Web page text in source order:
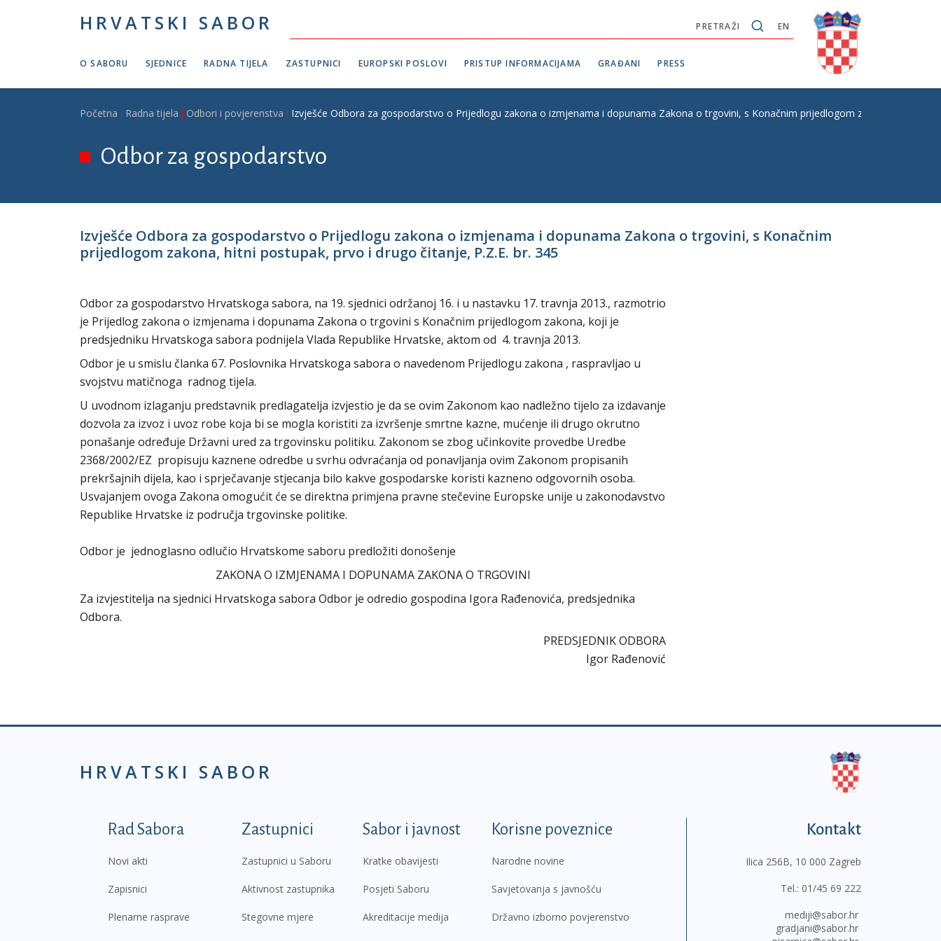
HRVATSKI SABOR EN
PRETRAŽI
O SABORU SJEDNICE RADNA TIJELA ZASTUPNICI EUROPSKI POSLOVI PRISTUP INFORMACIJAMA GRAĐANI PRESS
Breadcrumb
Početna Radna tijela Odbori i povjerenstva Izvješće Odbora za gospodarstvo o Prijedlogu zakona o izmjenama i dopunama Zakona o trgovini, s Konačnim prijedlogom zakona, hitni
Odbor za gospodarstvo
Izvješće Odbora za gospodarstvo o Prijedlogu zakona o izmjenama i dopunama Zakona o trgovini, s Konačnim
prijedlogom zakona, hitni postupak, prvo i drugo čitanje, P.Z.E. br. 345
Odbor za gospodarstvo Hrvatskoga sabora, na 19. sjednici održanoj 16. i u nastavku 17. travnja 2013., razmotrio
je Prijedlog zakona o izmjenama i dopunama Zakona o trgovini s Konačnim prijedlogom zakona, koji je
predsjedniku Hrvatskoga sabora podnijela Vlada Republike Hrvatske, aktom od 4. travnja 2013.
Odbor je u smislu članka 67. Poslovnika Hrvatskoga sabora o navedenom Prijedlogu zakona , raspravljao u
svojstvu matičnoga radnog tijela.
U uvodnom izlaganju predstavnik predlagatelja izvjestio je da se ovim Zakonom kao nadležno tijelo za izdavanje
dozvola za izvoz i uvoz robe koja bi se mogla koristiti za izvršenje smrtne kazne, mućenje ili drugo okrutno
ponašanje određuje Državni ured za trgovinsku politiku. Zakonom se zbog učinkovite provedbe Uredbe
2368/2002/EZ propisuju kaznene odredbe u svrhu odvraćanja od ponavljanja ovim Zakonom propisanih
prekršajnih dijela, kao i sprječavanje stjecanja bilo kakve gospodarske koristi kazneno odgovornih osoba.
Usvajanjem ovoga Zakona omogućit će se direktna primjena pravne stečevine Europske unije u zakonodavstvo
Republike Hrvatske iz područja trgovinske politike.
Odbor je jednoglasno odlučio Hrvatskome saboru predložiti donošenje
ZAKONA O IZMJENAMA I DOPUNAMA ZAKONA O TRGOVINI
Za izvjestitelja na sjednici Hrvatskoga sabora Odbor je odredio gospodina Igora Rađenovića, predsjednika
Odbora.
PREDSJEDNIK ODBORA
Igor Rađenović
HRVATSKI SABOR
Podnožje prvi izbornik
Rad Sabora
Novi akti
Zapisnici
Plenarne rasprave
Zastupnici
Zastupnici u Saboru
Aktivnost zastupnika
Stegovne mjere
Sabor i javnost
Kratke obavijesti
Posjeti Saboru
Akreditacije medija
Korisne poveznice
Narodne novine
Savjetovanja s javnošću
Državno izborno povjerenstvo
Kontakt
Ilica 256B, 10 000 Zagreb
Tel.: 01/45 69 222
mediji@sabor.hr
gradjani@sabor.hr